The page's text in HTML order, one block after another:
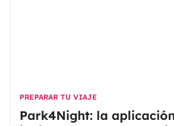
PREPARAR TU VIAJE
Park4Night: la